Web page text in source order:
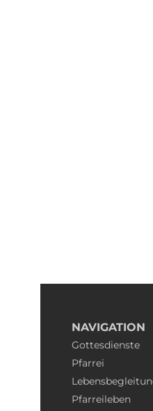
NAVIGATION
Gottesdienste
Pfarrei
Pfarreileben